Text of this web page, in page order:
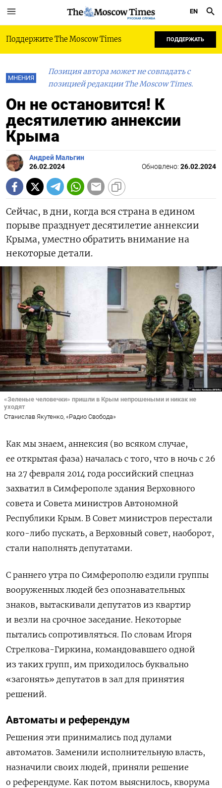
РУССКАЯ СЛУЖБА
EN
Поддержите The Moscow Times ПОДДЕРЖАТЬ
МНЕНИЯ
Позиция автора может не совпадать с
позицией редакции The Moscow Times.
Он не остановится! К
десятилетию аннексии
Крыма
Андрей Мальгин
26.02.2024
Обновлено: 26.02.2024
Сейчас, в дни, когда вся страна в едином
порыве празднует десятилетие аннексии
Крыма, уместно обратить внимание на
некоторые детали.
«Зеленые человечки» пришли в Крым непрошеными и никак не
уходят
Станислав Якутенко, «Радио Свобода»
Как мы знаем, аннексия (во всяком случае,
ее открытая фаза) началась с того, что в ночь с 26
на 27 февраля 2014 года российский спецназ
захватил в Симферополе здания Верховного
совета и Совета министров Автономной
Республики Крым. В Совет министров перестали
кого-либо пускать, а Верховный совет, наоборот,
стали наполнять депутатами.
С раннего утра по Симферополю ездили группы
вооруженных людей без опознавательных
знаков, вытаскивали депутатов из квартир
и везли на срочное заседание. Некоторые
пытались сопротивляться. По словам Игоря
Стрелкова-Гиркина, командовавшего одной
из таких групп, им приходилось буквально
«загонять» депутатов в зал для принятия
решений.
Автоматы и референдум
Решения эти принимались под дулами
автоматов. Заменили исполнительную власть,
назначили своих людей, приняли решение
о референдуме. Как потом выяснилось, кворума